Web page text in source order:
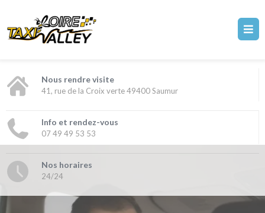
Nous rendre visite
41, rue de la Croix verte 49400 Saumur
Info et rendez-vous
07 49 49 53 53
Nos horaires
24/24